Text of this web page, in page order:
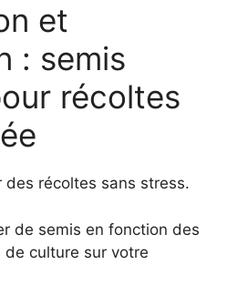
et
: semis
récoltes
des récoltes sans stress.
de semis en fonction des
culture sur votre